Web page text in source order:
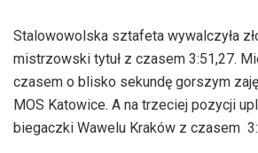
Stalowowolska sztafeta wywalczyła
mistrzowski tytuł z czasem 3:51,27.
czasem o blisko sekundę gorszym
MOS Katowice. A na trzeciej pozycji
biegaczki Wawelu Kraków z czasem